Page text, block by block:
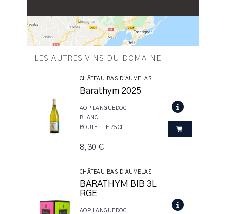
LES AUTRES VINS DU DOMAINE
CHÂTEAU BAS D'AUMELAS
Barathym 2025
AOP LANGUEDOC
BLANC
BOUTEILLE 75CL
8,30 €
CHÂTEAU BAS D'AUMELAS
BARATHYM BIB 3L
RGE
AOP LANGUEDOC